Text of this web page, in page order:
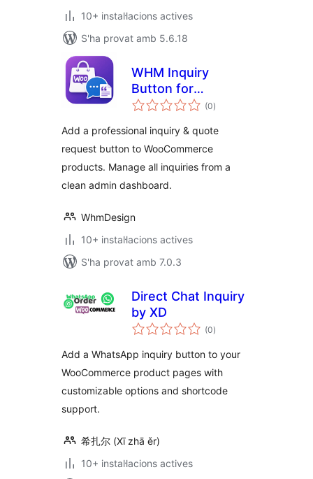
10+ instal·lacions actives
S'ha provat amb 5.6.18
WHM Inquiry
Button for
WooCommerce
(0puntuacions
totals
)
Add a professional inquiry & quote
request button to WooCommerce
products. Manage all inquiries from a
clean admin dashboard.
WhmDesign
10+ instal·lacions actives
S'ha provat amb 7.0.3
Direct Chat Inquiry
by XD
(0puntuacions
totals
)
Add a WhatsApp inquiry button to your
WooCommerce product pages with
customizable options and shortcode
support.
希扎尔 (Xī zhā ěr)
10+ instal·lacions actives